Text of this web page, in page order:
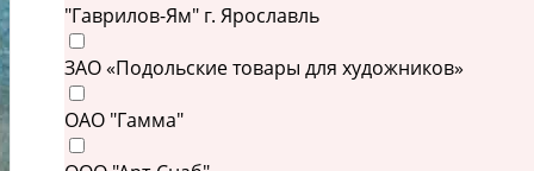
"Гаврилов-Ям" г. Ярославль
ЗАО «Подольские товары для художников»
ОАО "Гамма"